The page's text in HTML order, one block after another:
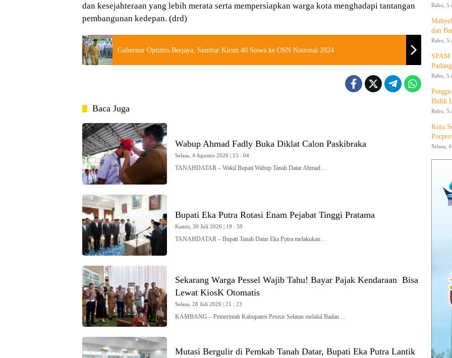
dan kesejahteraan yang lebih merata serta mempersiapkan warga kota menghadapi tantangan
pembangunan kedepan. (drd)
Gubernur Optimis Berjaya, Sumbar Kirim 40 Siswa ke OSN Nasional 2024
Baca Juga
Wabup Ahmad Fadly Buka Diklat Calon Paskibraka
Selasa, 4 Agustus 2026 | 15 : 04
TANAHDATAR – Wakil Bupati Wabup Tanah Datar Ahmad…
Bupati Eka Putra Rotasi Enam Pejabat Tinggi Pratama
Kamis, 30 Juli 2026 | 19 : 59
TANAHDATAR – Bupati Tanah Datar Eka Putra melakukan…
Sekarang Warga Pessel Wajib Tahu! Bayar Pajak Kendaraan Bisa
Lewat KiosK Otomatis
Selasa, 28 Juli 2026 | 21 : 23
KAMBANG – Pemerintah Kabupaten Pesisir Selatan melalui Badan…
Mutasi Bergulir di Pemkab Tanah Datar, Bupati Eka Putra Lantik
Rabu, 5
dan
Rabu, 5
Rabu, 5
Bidik
Rabu, 5
Kota
Selasa,